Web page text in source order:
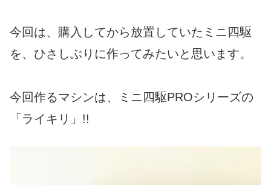
今回は、購入してから放置していたミニ四駆
を、ひさしぶりに作ってみたいと思います。
今回作るマシンは、ミニ四駆PROシリーズの
「ライキリ」!!